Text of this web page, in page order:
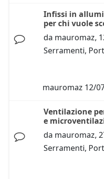
Infissi in
per chi vuole
da mauromaz,
Serramenti,
mauromaz 12/
Ventilazione
e
da mauromaz,
Serramenti,